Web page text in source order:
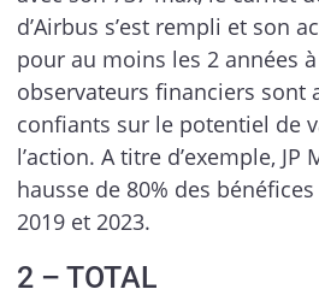
d’Airbus s’est rempli et son
pour au moins les 2 années
observateurs financiers sont
confiants sur le potentiel de
l’action. A titre d’exemple,
hausse de 80% des
2019 et 2023.
2 – TOTAL